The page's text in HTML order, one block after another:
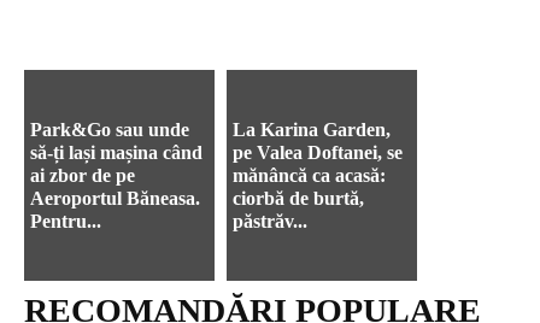
Park&Go sau unde
să-ți lași mașina când
ai zbor de pe
Aeroportul Băneasa.
Pentru...
La Karina Garden,
pe Valea Doftanei, se
mănâncă ca acasă:
ciorbă de burtă,
păstrăv...
RECOMANDĂRI POPULARE